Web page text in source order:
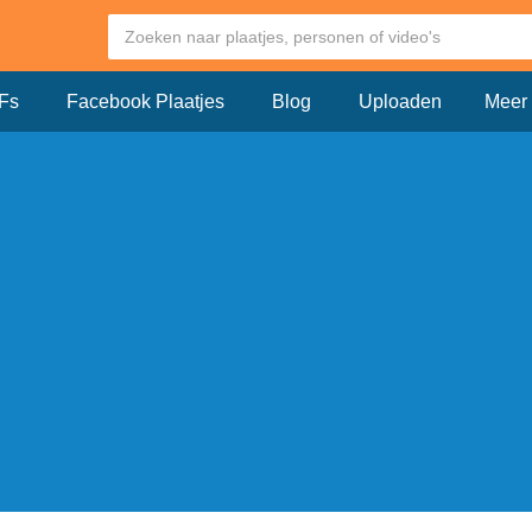
Facebook Plaatjes Blog Uploaden Meer